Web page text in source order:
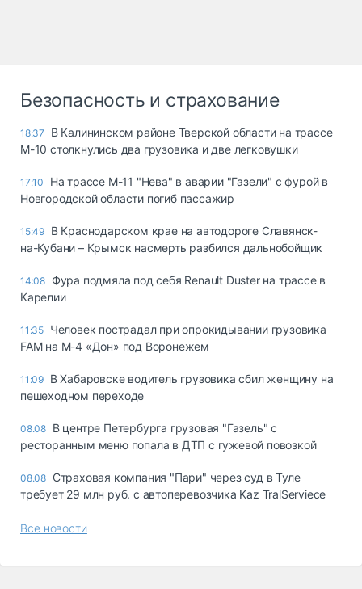
Безопасность и страхование
18:37
В Калининском районе Тверской области на трассе
М-10 столкнулись два грузовика и две легковушки
17:10
На трассе М-11 "Нева" в аварии "Газели" с фурой в
Новгородской области погиб пассажир
15:49 В Краснодарском крае на автодороге Славянск-
на-Кубани – Крымск насмерть разбился дальнобойщик
14:08 Фура подмяла под себя Renault Duster на трассе в
Карелии
11:35 Человек пострадал при опрокидывании грузовика
FAM на М-4 «Дон» под Воронежем
11:09 В Хабаровске водитель грузовика сбил женщину на
пешеходном переходе
08.08 В центре Петербурга грузовая "Газель" с
ресторанным меню попала в ДТП с гужевой повозкой
08.08 Страховая компания "Пари" через суд в Туле
требует 29 млн руб. с автоперевозчика Kaz TralServiece
Все новости